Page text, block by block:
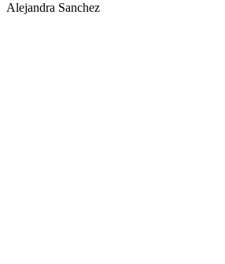
socials
Alejandra Sanchez